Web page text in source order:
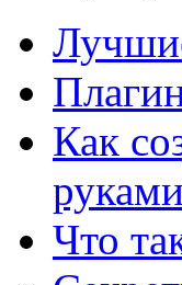
Как
руками
Что